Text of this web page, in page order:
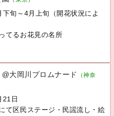
下旬～4月上旬（開花状況によ
てるお花見の名所
大岡川プロムナード
（神奈
21日
て区民ステージ・民謡流し・絵